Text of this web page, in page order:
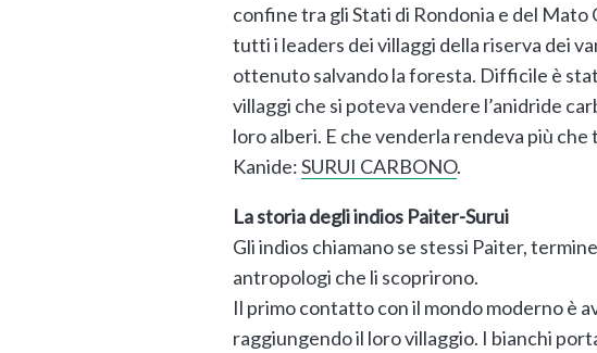
confine tra gli Stati di Rondonia e del Mato
tutti i leaders dei villaggi della riserva dei
ottenuto salvando la foresta. Difficile è
villaggi che si poteva vendere l’anidride
loro alberi. E che venderla rendeva più
Kanide:SURUI CARBONO.
La storia degli indios Paiter-Surui
Gli indios chiamano se stessi Paiter,
antropologi che li scoprirono.
Il primo contatto con il mondo moderno è
raggiungendo il loro villaggio. I bianchi